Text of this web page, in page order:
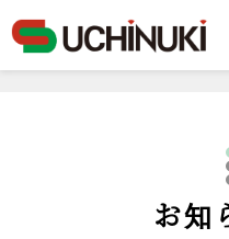
ホーム > 新着情報 > お知らせ
お知